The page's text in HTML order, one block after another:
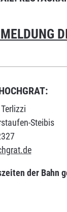
Steibis
der Bahn